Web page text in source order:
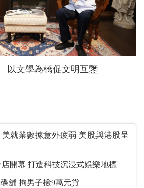
以文學為橋促文明互鑒
數據意外疲弱 美股與港股呈
開幕 打造科技沉浸式娛樂地標
舖 拘男子檢9萬元貨